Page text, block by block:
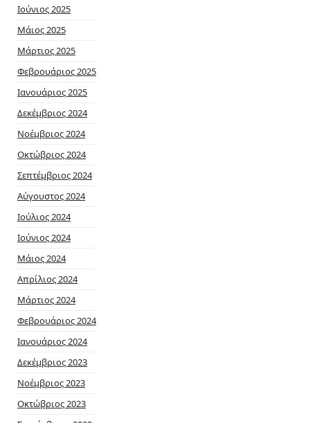
Ιούνιος 2025
Μάιος 2025
Μάρτιος 2025
Φεβρουάριος 2025
Ιανουάριος 2025
Δεκέμβριος 2024
Νοέμβριος 2024
Οκτώβριος 2024
Σεπτέμβριος 2024
Αύγουστος 2024
Ιούλιος 2024
Ιούνιος 2024
Μάιος 2024
Απρίλιος 2024
Μάρτιος 2024
Φεβρουάριος 2024
Ιανουάριος 2024
Δεκέμβριος 2023
Νοέμβριος 2023
Οκτώβριος 2023